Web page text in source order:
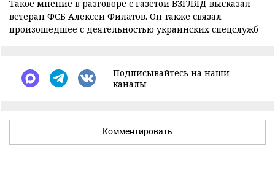
Такое мнение в разговоре с газетой ВЗГЛЯД высказал
ветеран ФСБ Алексей Филатов. Он также связал
произошедшее с деятельностью украинских спецслужб
Подписывайтесь на наши
каналы
Комментировать